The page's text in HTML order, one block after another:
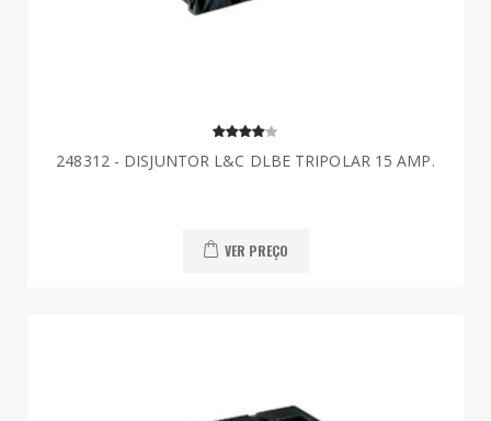
248312 - DISJUNTOR L&C DLBE TRIPOLAR 15 AMP.
VER PREÇO